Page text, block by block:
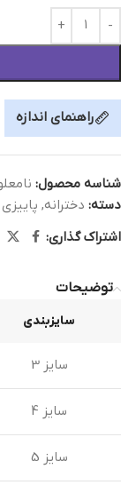
راهنمای اندازه
شناسه محصول:
دسته: دخترانه,
اشتراک گذاری:
توضیحات
سایزبندی
سایز 3
سایز 4
سایز 5